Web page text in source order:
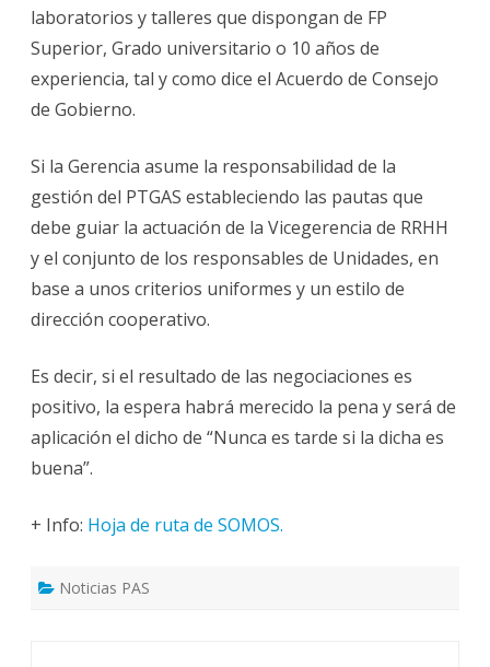
laboratorios y talleres que dispongan de FP
Superior, Grado universitario o 10 años de
experiencia, tal y como dice el Acuerdo de Consejo
de Gobierno.
Si la Gerencia asume la responsabilidad de la
gestión del PTGAS estableciendo las pautas que
debe guiar la actuación de la Vicegerencia de RRHH
y el conjunto de los responsables de Unidades, en
base a unos criterios uniformes y un estilo de
dirección cooperativo.
Es decir, si el resultado de las negociaciones es
positivo, la espera habrá merecido la pena y será de
aplicación el dicho de “Nunca es tarde si la dicha es
buena”.
+ Info: Hoja de ruta de SOMOS.
Noticias PAS